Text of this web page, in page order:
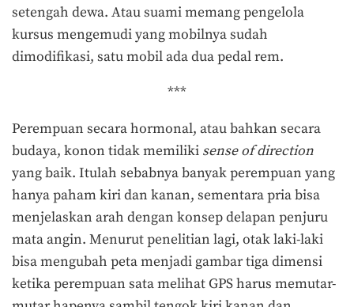
setengah dewa. Atau suami memang pengelola
kursus mengemudi yang mobilnya sudah
dimodifikasi, satu mobil ada dua pedal rem.
***
Perempuan secara hormonal, atau bahkan secara
budaya, konon tidak memiliki sense ofdirection
yang baik. Itulah sebabnya banyak perempuan yang
hanya paham kiri dan kanan, sementara pria bisa
menjelaskan arah dengan konsep delapan penjuru
mata angin. Menurut penelitian lagi, otak laki-laki
bisa mengubah peta menjadi gambar tiga dimensi
ketika perempuan sata melihat GPS harus memutar-